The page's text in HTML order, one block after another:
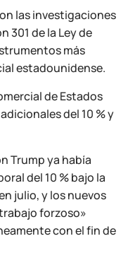
las investigaciones
301 de la Ley de
más
estadounidense.
de Estados
del 10 % y
Trump ya había
del 10 % bajo la
julio, y los nuevos
forzoso»
con el fin de